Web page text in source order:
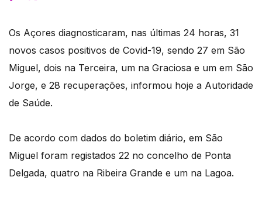
Os Açores diagnosticaram, nas últimas 24 horas, 31
novos casos positivos de Covid-19, sendo 27 em São
Miguel, dois na Terceira, um na Graciosa e um em São
Jorge, e 28 recuperações, informou hoje a Autoridade
de Saúde.
De acordo com dados do boletim diário, em São
Miguel foram registados 22 no concelho de Ponta
Delgada, quatro na Ribeira Grande e um na Lagoa.